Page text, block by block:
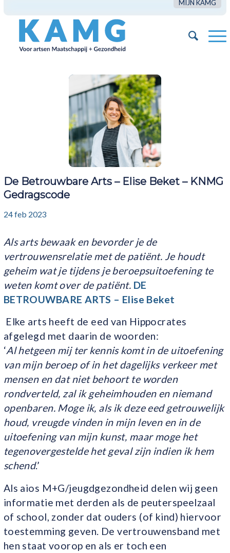
MIJN KAMG
De Betrouwbare Arts – Elise Beket – KNMG
Gedragscode
24 feb 2023
Als arts bewaak en bevorder je de
vertrouwensrelatie met de patiënt. Je houdt
geheim wat je tijdens je beroepsuitoefening te
weten komt over de patiënt. DE
BETROUWBARE ARTS – Elise Beket
Elke arts heeft de eed van Hippocrates
afgelegd met daarin de woorden:
‘Al hetgeen mij ter kennis komt in de uitoefening
van mijn beroep of in het dagelijks verkeer met
mensen en dat niet behoort te worden
rondverteld, zal ik geheimhouden en niemand
openbaren. Moge ik, als ik deze eed getrouwelijk
houd, vreugde vinden in mijn leven en in de
uitoefening van mijn kunst, maar moge het
tegenovergestelde het geval zijn indien ik hem
schend.’
Als aios M+G/jeugdgezondheid delen wij geen
informatie met derden als de peuterspeelzaal
of school, zonder dat ouders (of kind) hiervoor
toestemming geven. De vertrouwensband met
hen staat voorop en als er toch een